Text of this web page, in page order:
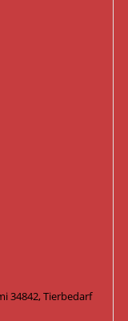
34842, Tierbedarf